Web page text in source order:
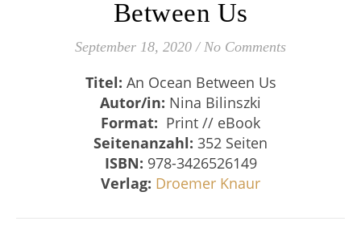
Between Us
September 18, 2020 / No Comments
Titel: An Ocean Between Us
Autor/in: Nina Bilinszki
Format: Print // eBook
Seitenanzahl: 352 Seiten
ISBN: 978-3426526149
Verlag: Droemer Knaur